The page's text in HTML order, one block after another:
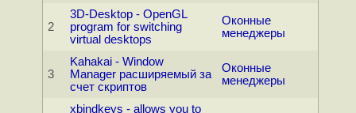
2
3D-Desktop - OpenGL
program for switching
virtual desktops
Оконные
менеджеры
3
Kahakai - Window
Manager расширяемый за
счет скриптов
Оконные
менеджеры
xbindkeys - allows you to